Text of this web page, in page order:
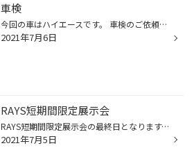
車検
今回の車はハイエースです。 車検のご依頼をいただきました。 ありがとうございますm(_ _)m キッチリ車検整備させていただきました！ ご依頼ありがとうございましたm(_ _)m
2021年7月6日
RAYS短期間限定展示会
RAYS短期間限定展示会の最終日となります。 ホイールがいろいろある中でRAYSさんのホイールは色・デザイン・軽さなど こだわりがスゴイです。 RAYSさんオススメです。宜しくお願いしますm(_ _)m
2021年7月5日